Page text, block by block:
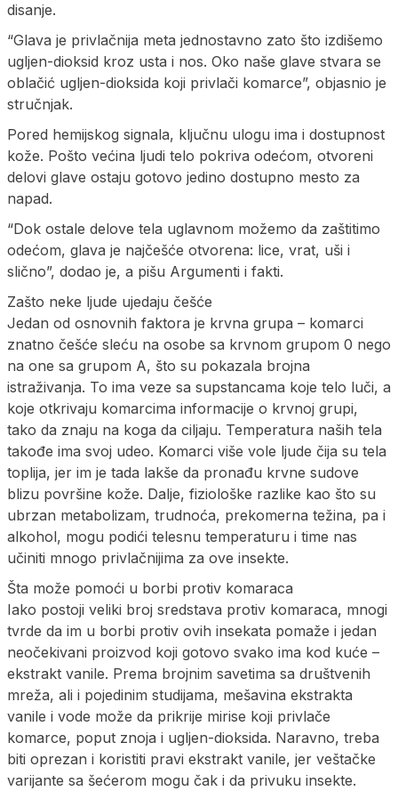
disanje.
“Glava je privlačnija meta jednostavno zato što izdišemo
ugljen-dioksid kroz usta i nos. Oko naše glave stvara se
oblačić ugljen-dioksida koji privlači komarce”, objasnio je
stručnjak.
Pored hemijskog signala, ključnu ulogu ima i dostupnost
kože. Pošto većina ljudi telo pokriva odećom, otvoreni
delovi glave ostaju gotovo jedino dostupno mesto za
napad.
“Dok ostale delove tela uglavnom možemo da zaštitimo
odećom, glava je najčešće otvorena: lice, vrat, uši i
slično”, dodao je, a pišu Argumenti i fakti.
Zašto neke ljude ujedaju češće
Jedan od osnovnih faktora je krvna grupa – komarci
znatno češće sleću na osobe sa krvnom grupom 0 nego
na one sa grupom A, što su pokazala brojna
istraživanja. To ima veze sa supstancama koje telo luči, a
koje otkrivaju komarcima informacije o krvnoj grupi,
tako da znaju na koga da ciljaju. Temperatura naših tela
takođe ima svoj udeo. Komarci više vole ljude čija su tela
toplija, jer im je tada lakše da pronađu krvne sudove
blizu površine kože. Dalje, fiziološke razlike kao što su
ubrzan metabolizam, trudnoća, prekomerna težina, pa i
alkohol, mogu podići telesnu temperaturu i time nas
učiniti mnogo privlačnijima za ove insekte.
Šta može pomoći u borbi protiv komaraca
Iako postoji veliki broj sredstava protiv komaraca, mnogi
tvrde da im u borbi protiv ovih insekata pomaže i jedan
neočekivani proizvod koji gotovo svako ima kod kuće –
ekstrakt vanile. Prema brojnim savetima sa društvenih
mreža, ali i pojedinim studijama, mešavina ekstrakta
vanile i vode može da prikrije mirise koji privlače
komarce, poput znoja i ugljen-dioksida. Naravno, treba
biti oprezan i koristiti pravi ekstrakt vanile, jer veštačke
varijante sa šećerom mogu čak i da privuku insekte.